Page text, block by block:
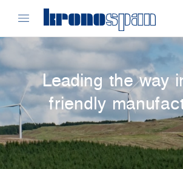
Leading the way
friendly